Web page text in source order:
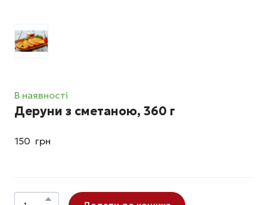
В наявності
Дepyни з cмeтaнoю, 360 г
150  грн